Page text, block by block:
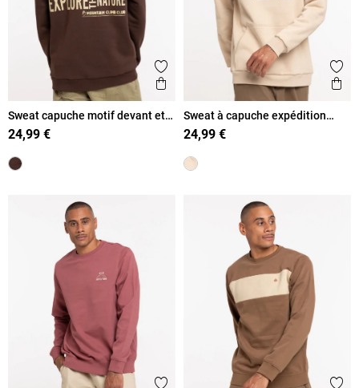
Ajouter aux favoris
Aperçu rapide
Sweat capuche motif devant et
dos homme
24,99 €
Sweat à capuche expédition
homme
24,99 €